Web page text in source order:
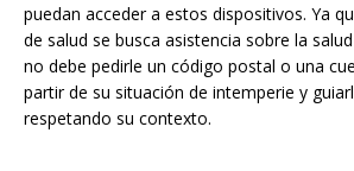
puedan acceder a estos dispositivos. Ya
de salud se busca asistencia sobre la
no debe pedirle un código postal o una
partir de su situación de intemperie y
respetando su contexto.